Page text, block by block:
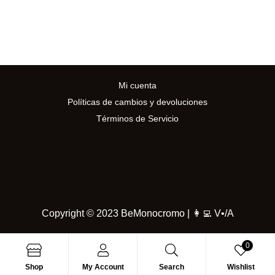
Mi cuenta
Políticas de cambios y devoluciones
Términos de Servicio
Copyright © 2023 BeMonocromo | 👩‍💻 V•/A
Shop My Account Search Wishlist
0